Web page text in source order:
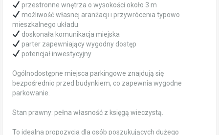
przestronne wnętrza o wysokości około 3 m
możliwość własnej aranżacji i przywrócenia typowo
mieszkalnego układu
doskonała komunikacja miejska
parter zapewniający wygodny dostęp
potencjał inwestycyjny
Ogólnodostępne miejsca parkingowe znajdują się
bezpośrednio przed budynkiem, co zapewnia wygodne
parkowanie.
Stan prawny: pełna własność z księgą wieczystą.
To idealna propozycja dla osób poszukujących dużego